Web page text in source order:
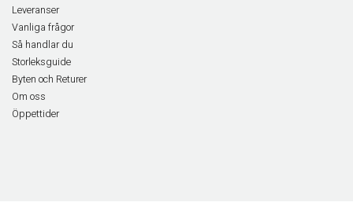
Leveranser
Vanliga frågor
Så handlar du
Storleksguide
Byten och Returer
Om oss
Öppettider